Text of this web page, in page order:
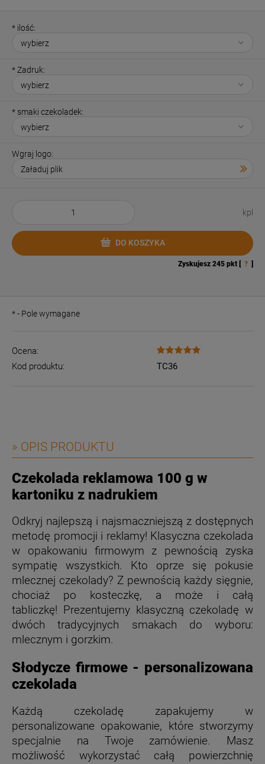
* ilość:
*Zadruk:
* smaki czekoladek:
Wgraj logo:
kpl
DO KOSZYKA
Zyskujesz 245 pkt [ ? ]
*- Pole wymagane
Ocena:
Kod produktu:
TC36
» OPIS PRODUKTU
Czekolada reklamowa 100 g w
kartoniku z nadrukiem
Odkryj najlepszą i najsmaczniejszą z dostępnych
metodę promocji i reklamy! Klasyczna czekolada
w opakowaniu firmowym z pewnością zyska
sympatię wszystkich. Kto oprze się pokusie
mlecznej czekolady? Z pewnością każdy sięgnie,
chociaż po kosteczkę, a może i całą
tabliczkę! Prezentujemy klasyczną czekoladę w
dwóch tradycyjnych smakach do wyboru:
mlecznym i gorzkim.
Słodycze firmowe - personalizowana
czekolada
Każdą czekoladę zapakujemy w
personalizowane opakowanie, które stworzymy
specjalnie na Twoje zamówienie. Masz
możliwość wykorzystać całą powierzchnię